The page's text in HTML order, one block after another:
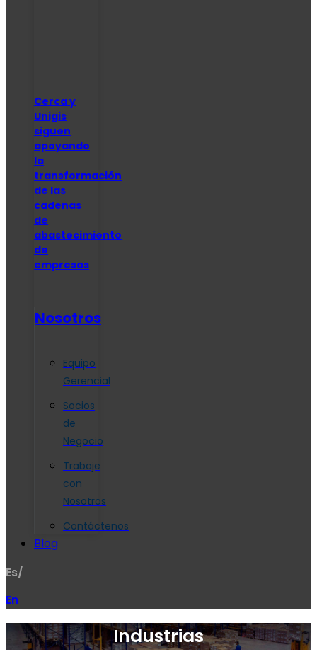
Cerca y
Unigis
siguen
apoyando
la
transformación
de las
cadenas
de
abastecimiento
de
empresas
Nosotros
Equipo
Gerencial
Socios
de
Negocio
Trabaje
con
Nosotros
Contáctenos
Blog
Es/
En
Industrias